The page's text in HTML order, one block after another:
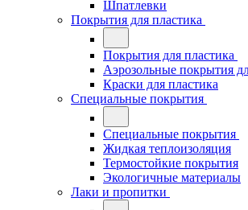
Шпатлевки
Покрытия для пластика
Покрытия для пластика
Аэрозольные покрытия
Краски для пластика
Специальные покрытия
Специальные покрытия
Жидкая теплоизоляция
Термостойкие покрытия
Экологичные материалы
Лаки и пропитки